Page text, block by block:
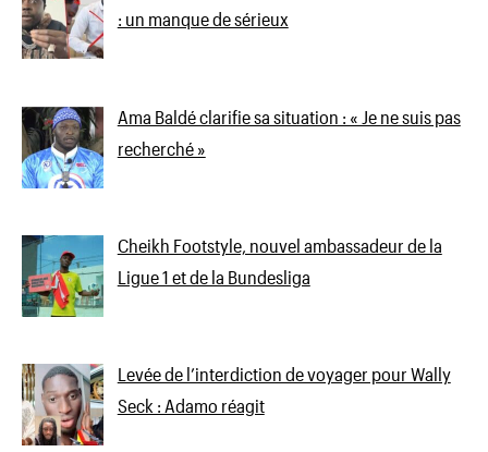
: un manque de sérieux
Ama Baldé clarifie sa situation : « Je ne suis pas
recherché »
Cheikh Footstyle, nouvel ambassadeur de la
Ligue 1 et de la Bundesliga
Levée de l’interdiction de voyager pour Wally
Seck : Adamo réagit